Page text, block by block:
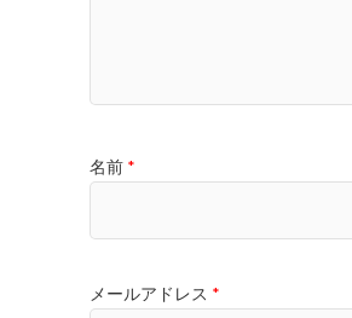
名前 *
メールアドレス *